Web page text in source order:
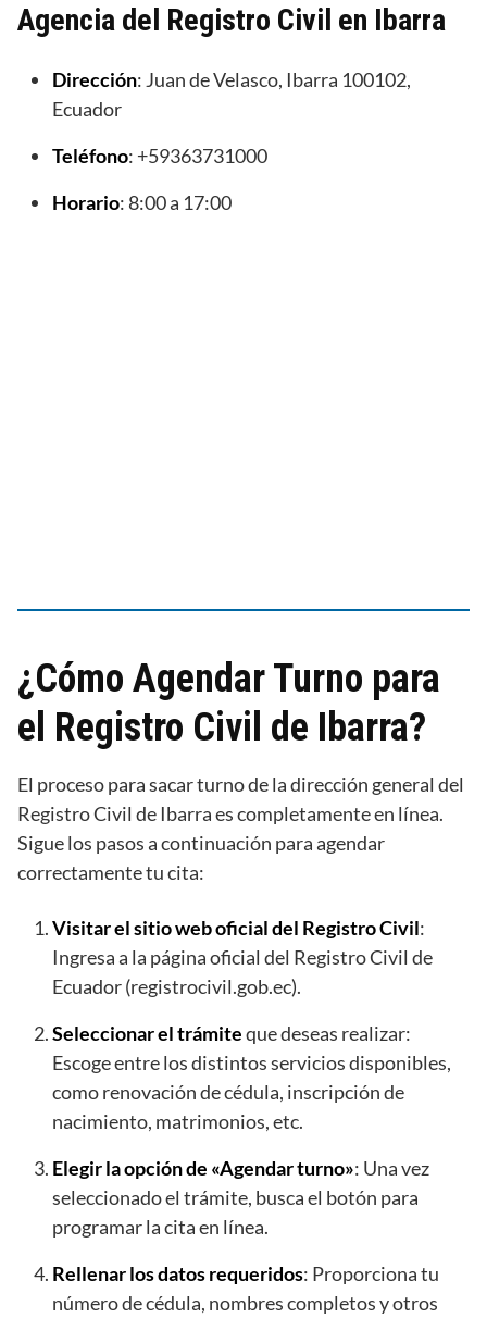
Agencia del Registro Civil en Ibarra
Dirección: Juan de Velasco, Ibarra 100102,
Ecuador
Teléfono: +59363731000
Horario: 8:00 a 17:00
¿Cómo Agendar Turno para
el Registro Civil de Ibarra?
El proceso para sacar turno de la dirección general del
Registro Civil de Ibarra es completamente en línea.
Sigue los pasos a continuación para agendar
correctamente tu cita:
Visitar el sitio web oficial del Registro Civil:
Ingresa a la página oficial del Registro Civil de
Ecuador (registrocivil.gob.ec).
Seleccionar el trámiteque deseas realizar:
Escoge entre los distintos servicios disponibles,
como renovación de cédula, inscripción de
nacimiento, matrimonios, etc.
Elegir la opción de «Agendar turno»: Una vez
seleccionado el trámite, busca el botón para
programar la cita en línea.
Rellenar los datos requeridos: Proporciona tu
número de cédula, nombres completos y otros